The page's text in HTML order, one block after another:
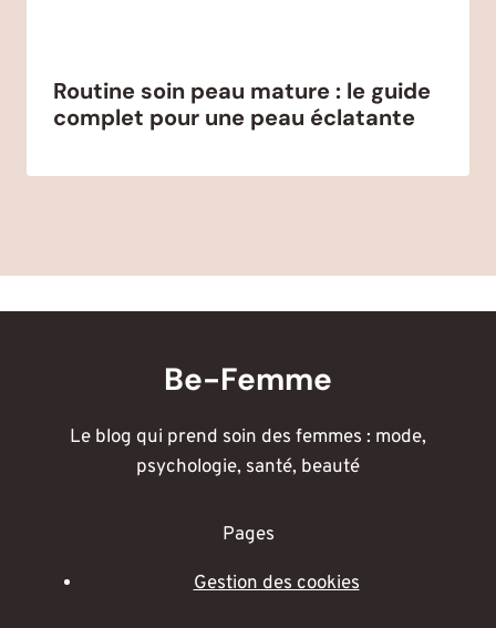
Routine soin peau mature : le guide
complet pour une peau éclatante
Be-Femme
Le blog qui prend soin des femmes : mode,
psychologie, santé, beauté
Pages
Gestion des cookies